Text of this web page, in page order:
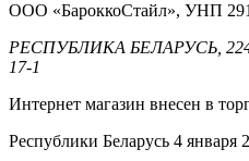
ООО «БароккоСтайл», УНП
РЕСПУБЛИКА БЕЛАРУСЬ,
17-1
Интернет магазин внесен в
Республики Беларусь 4 января